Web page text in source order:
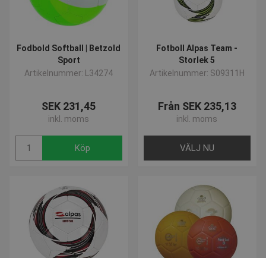
Fodbold Softball | Betzold
Sport
Artikelnummer: L34274
SEK 231,45
inkl. moms
Köp
Fotboll Alpas Team -
Storlek 5
Artikelnummer: S09311H
Från SEK 235,13
inkl. moms
VÄLJ NU